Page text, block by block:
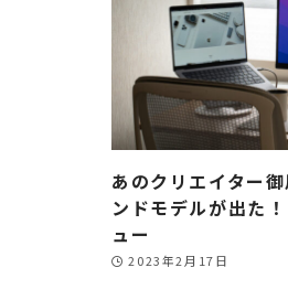
あのクリエイター
ンドモデルが出た
ュー
2023年2月17日